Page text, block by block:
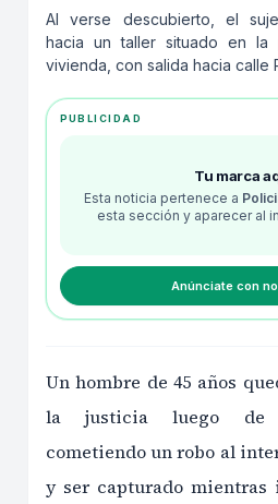
Al verse descubierto, el
hacia un taller situado en
vivienda, con salida hacia calle
PUBLICIDAD
Tu marca
Esta noticia pertenece a
esta sección y aparecer al
Anúnciate con
Un hombre de 45 años
la justicia luego de
cometiendo un robo al
y ser capturado mientras